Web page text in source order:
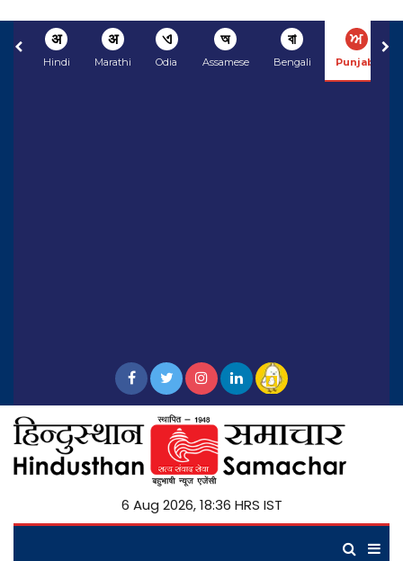
अ
Hindi
अ
Marathi
ଏ
Odia
অ
Assamese
বা
Bengali
ਅ
Punjabi
6 Aug 2026, 18:36 HRS IST